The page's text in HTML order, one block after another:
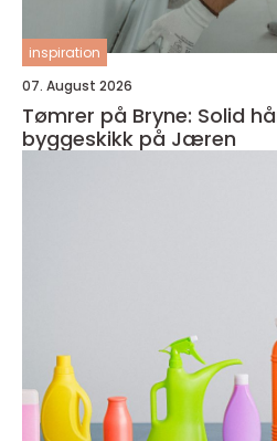
inspiration
07. August 2026
Tømrer på Bryne: Solid
byggeskikk på Jæren